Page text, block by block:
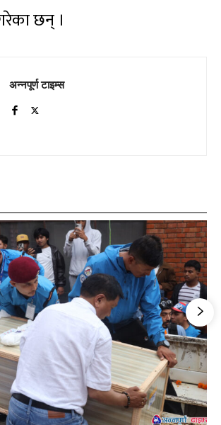
छन् ।
अन्नपूर्ण टाइम्स